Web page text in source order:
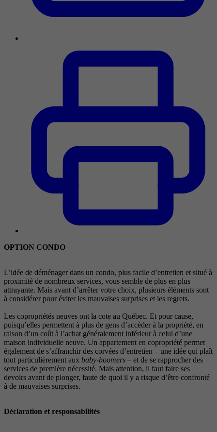
OPTION CONDO
L’idée de déménager dans un condo, plus facile d’entretien et situé à
proximité de nombreux services, vous semble de plus en plus
attrayante. Mais avant d’arrêter votre choix, plusieurs éléments sont
à considérer pour éviter les mauvaises surprises et les regrets.
Les copropriétés neuves ont la cote au Québec. Et pour cause,
puisqu’elles permettent à plus de gens d’accéder à la propriété, en
raison d’un coût à l’achat généralement inférieur à celui d’une
maison individuelle neuve. Un appartement en copropriété permet
également de s’affranchir des corvées d’entretien – une idée qui plaît
tout particulièrement aux baby-boomers – et de se rapprocher des
services de première nécessité. Mais attention, il faut faire ses
devoirs avant de plonger, faute de quoi il y a risque d’être confronté
à de mauvaises surprises.
Déclaration et responsabilités